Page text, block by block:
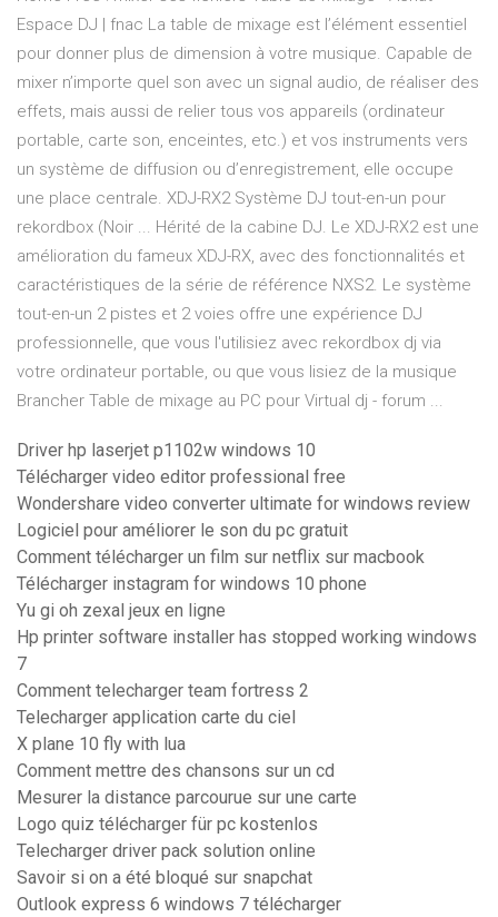
Espace DJ | fnac La table de mixage est l’élément essentiel
pour donner plus de dimension à votre musique. Capable de
mixer n’importe quel son avec un signal audio, de réaliser des
effets, mais aussi de relier tous vos appareils (ordinateur
portable, carte son, enceintes, etc.) et vos instruments vers
un système de diffusion ou d’enregistrement, elle occupe
une place centrale. XDJ-RX2 Système DJ tout-en-un pour
rekordbox (Noir ... Hérité de la cabine DJ. Le XDJ-RX2 est une
amélioration du fameux XDJ-RX, avec des fonctionnalités et
caractéristiques de la série de référence NXS2. Le système
tout-en-un 2 pistes et 2 voies offre une expérience DJ
professionnelle, que vous l'utilisiez avec rekordbox dj via
votre ordinateur portable, ou que vous lisiez de la musique
Brancher Table de mixage au PC pour Virtual dj - forum ...
Driver hp laserjet p1102w windows 10
Télécharger video editor professional free
Wondershare video converter ultimate for windows review
Logiciel pour améliorer le son du pc gratuit
Comment télécharger un film sur netflix sur macbook
Télécharger instagram for windows 10 phone
Yu gi oh zexal jeux en ligne
Hp printer software installer has stopped working windows
7
Comment telecharger team fortress 2
Telecharger application carte du ciel
X plane 10 fly with lua
Comment mettre des chansons sur un cd
Mesurer la distance parcourue sur une carte
Logo quiz télécharger für pc kostenlos
Telecharger driver pack solution online
Savoir si on a été bloqué sur snapchat
Outlook express 6 windows 7 télécharger